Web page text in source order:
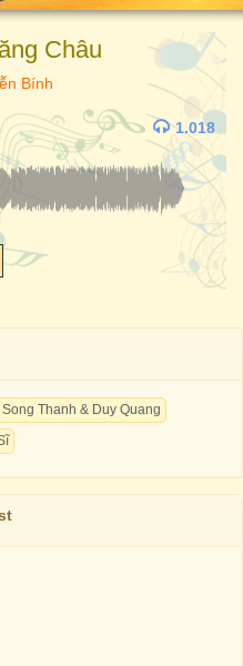
Châu
Bính
1.018
Song Thanh & Duy Quang